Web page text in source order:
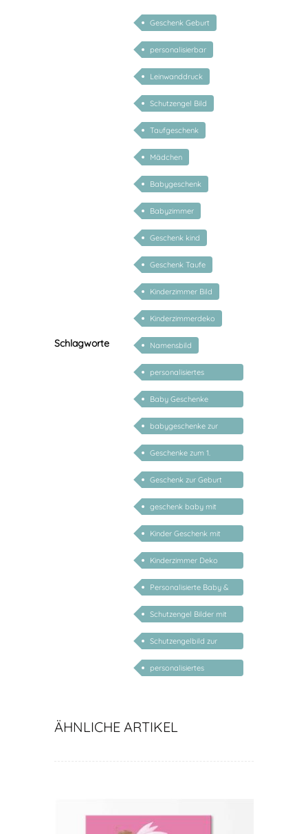
Schlagworte
Geschenk Geburt
personalisierbar
Leinwanddruck
Schutzengel Bild
Taufgeschenk
Mädchen
Babygeschenk
Babyzimmer
Geschenk kind
Geschenk Taufe
Kinderzimmer Bild
Kinderzimmerdeko
Namensbild
personalisiertes
Geschenk Baby
Baby Geschenke
personalisierbar
babygeschenke zur
geburt personalisiert
Geschenke zum 1.
Geburtstag
Geschenk zur Geburt
Mädchen personalisiert
geschenk baby mit
namen
Kinder Geschenk mit
Namen
Kinderzimmer Deko
Geschenk
Personalisierte Baby &
Kind Geschenke
Schutzengel Bilder mit
Gedichten
Schutzengelbild zur
Geburt
personalisiertes
ÄHNLICHE ARTIKEL